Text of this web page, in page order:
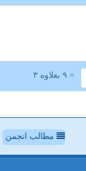
= ۹ بعلاوه ۳
مطالب انجمن